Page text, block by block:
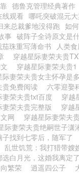
德鲁克管理经典著作
线观看 哪吒突破混元
来总裁爹地没得跑 如
事 破阵子全诗原文是
珠重写薄命书 人类
穿越星际妻荣夫贵
穿越星际妻荣夫贵1
际妻荣夫贵女主怀孕是
贵免费阅读 六零迎娶
妻荣夫贵txt百度 穿越
妻荣夫贵完整版 穿越
网 穿越星际妻荣夫
际妻荣夫贵绝嗣世子潇
找到七零后，随军了
乱世饥荒：我打猎带嫂
选白月光，这婚我离定了
繁荣 逍遥四公子